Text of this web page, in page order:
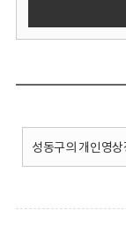
성동구의 개인영